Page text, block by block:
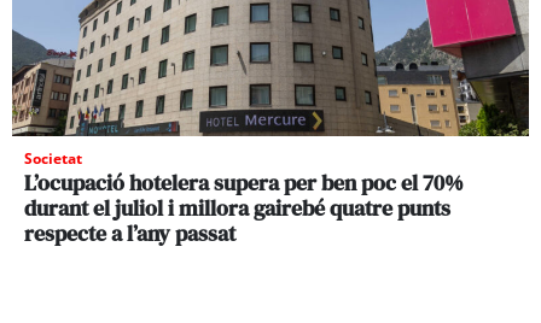
Societat
L’ocupació hotelera supera per ben poc el 70%
durant el juliol i millora gairebé quatre punts
respecte a l’any passat